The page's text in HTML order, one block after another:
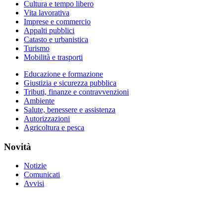
Cultura e tempo libero
Vita lavorativa
Imprese e commercio
Appalti pubblici
Catasto e urbanistica
Turismo
Mobilità e trasporti
Educazione e formazione
Giustizia e sicurezza pubblica
Tributi, finanze e contravvenzioni
Ambiente
Salute, benessere e assistenza
Autorizzazioni
Agricoltura e pesca
Novità
Notizie
Comunicati
Avvisi